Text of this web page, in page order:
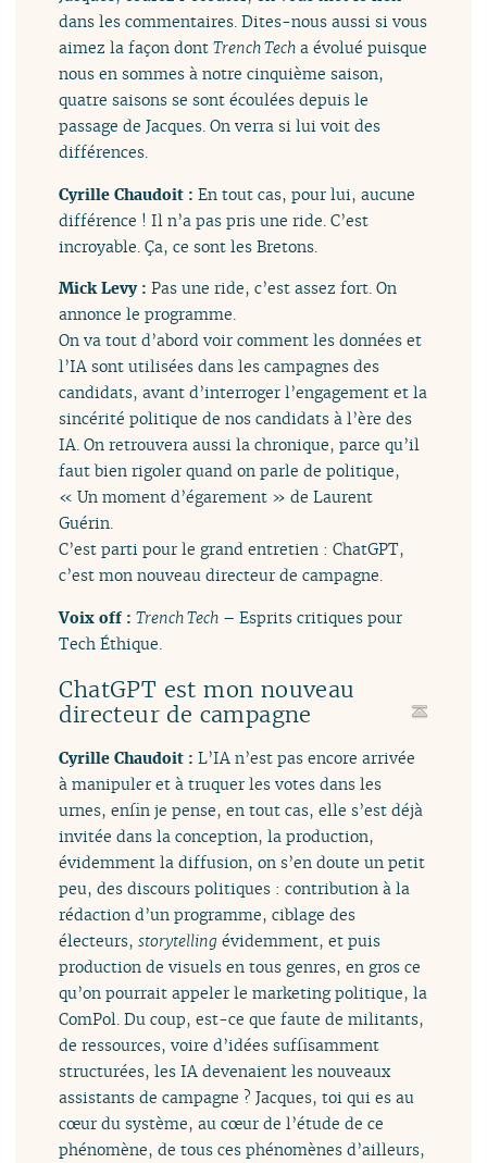
dans les commentaires. Dites-nous aussi si vous
aimez la façon dontTrench Tech a évolué puisque
nous en sommes à notre cinquième saison,
quatre saisons se sont écoulées depuis le
passage de Jacques. On verra si lui voit des
différences.
Cyrille Chaudoit :En tout cas, pour lui, aucune
différence ! Il n’a pas pris une ride. C’est
incroyable. Ça, ce sont les Bretons.
Mick Levy :Pas une ride, c’est assez fort. On
annonce le programme.
On va tout d’abord voir comment les données et
l’IA sont utilisées dans les campagnes des
candidats, avant d’interroger l’engagement et la
sincérité politique de nos candidats à l’ère des
IA. On retrouvera aussi la chronique, parce qu’il
faut bien rigoler quand on parle de politique,
« Un moment d’égarement » de Laurent
Guérin.
C’est parti pour le grand entretien : ChatGPT,
c’est mon nouveau directeur de campagne.
Voix off :Trench Tech – Esprits critiques pour
Tech Éthique.
ChatGPT est mon nouveau
directeur de campagne
Cyrille Chaudoit :L’IA n’est pas encore arrivée
à manipuler et à truquer les votes dans les
urnes, enfin je pense, en tout cas, elle s’est déjà
invitée dans la conception, la production,
évidemment la diffusion, on s’en doute un petit
peu, des discours politiques : contribution à la
rédaction d’un programme, ciblage des
électeurs,storytelling évidemment, et puis
production de visuels en tous genres, en gros ce
qu’on pourrait appeler le marketing politique, la
ComPol. Du coup, est-ce que faute de militants,
de ressources, voire d’idées suffisamment
structurées, les IA devenaient les nouveaux
assistants de campagne ? Jacques, toi qui es au
cœur du système, au cœur de l’étude de ce
phénomène, de tous ces phénomènes d’ailleurs,